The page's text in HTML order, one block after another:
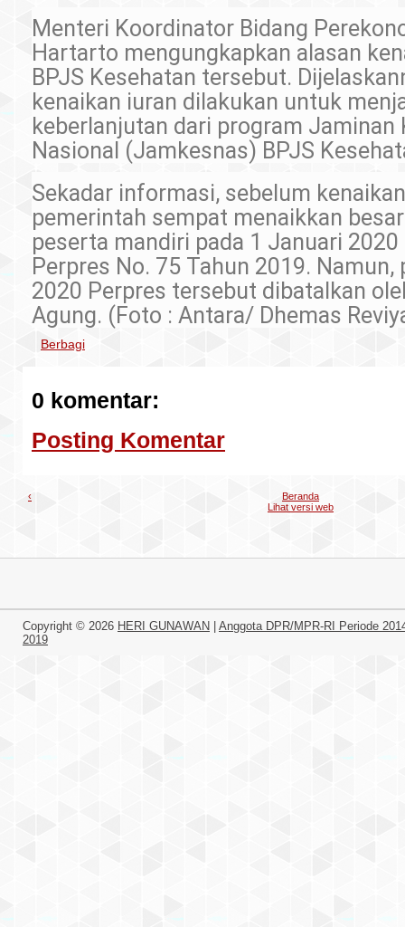
Menteri Koordinator Bidang
Hartarto mengungkapkan alasan
BPJS Kesehatan tersebut.
kenaikan iuran dilakukan untuk
keberlanjutan dari program Jaminan
Nasional (Jamkesnas) BPJS
Sekadar informasi, sebelum
pemerintah sempat menaikkan
peserta mandiri pada 1 Januari
Perpres No. 75 Tahun 2019. Namun,
2020 Perpres tersebut dibatalkan
Agung. (Foto : Antara/ Dhemas
Berbagi
0 komentar:
Posting Komentar
‹
Beranda
Lihat versi web
Copyright © 2026 HERI GUNAWAN
Anggota DPR/MPR-RI Periode
2019